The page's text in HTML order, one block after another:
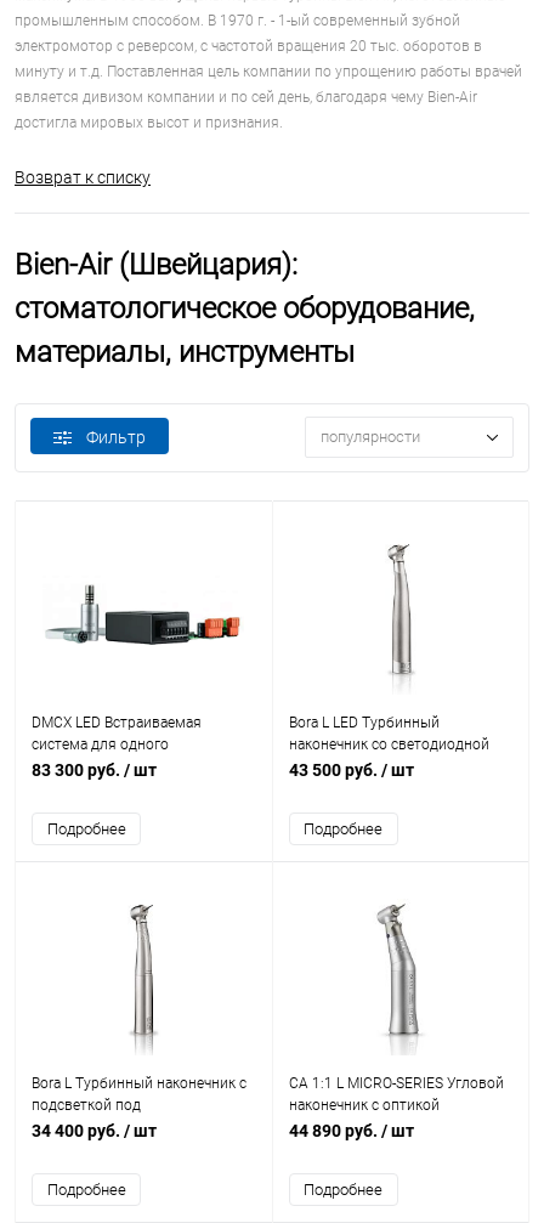
промышленным способом. В 1970 г. - 1-ый современный зубной
электромотор с реверсом, с частотой вращения 20 тыс. оборотов в
минуту и т.д. Поставленная цель компании по упрощению работы врачей
является дивизом компании и по сей день, благодаря чему Bien-Air
достигла мировых высот и признания.
Возврат к списку
Bien-Air (Швейцария):
стоматологическое оборудование,
материалы, инструменты
Фильтр популярности
DMCX LED Встраиваемая
система для одного
микромотора со светодиодной
преобразователем
83 300 руб. / шт
Подробнее
Bora L LED Турбинный
наконечник со светодиодной
подсветкой под
Unifix
43 500 руб. / шт
Подробнее
Bora L Турбинный наконечник с
подсветкой под
быстросъемный переходник
34 400 руб. / шт
Подробнее
CA 1:1 L MICRO-SERIES Угловой
наконечник с оптикой
44 890 руб. / шт
Подробнее